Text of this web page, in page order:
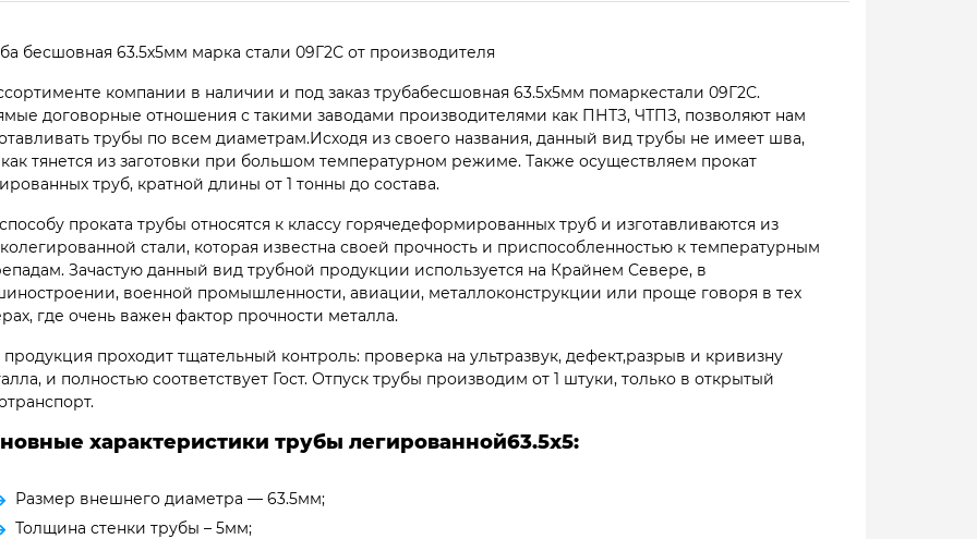
бесшовная 63.5х5мм марка стали 09Г2С от производителя
компании в наличии и под заказ трубабесшовная 63.5х5мм помаркестали 09Г2С.
договорные отношения с такими заводами производителями как ПНТЗ, ЧТПЗ, позволяют нам
трубы по всем диаметрам.Исходя из своего названия, данный вид трубы не имеет шва,
как тянется из заготовки при большом температурном режиме. Также осуществляем прокат
труб, кратной длины от 1 тонны до состава.
проката трубы относятся к классу горячедеформированных труб и изготавливаются из
стали, которая известна своей прочность и приспособленностью к температурным
Зачастую данный вид трубной продукции используется на Крайнем Севере, в
военной промышленности, авиации, металлоконструкции или проще говоря в тех
где очень важен фактор прочности металла.
продукция проходит тщательный контроль: проверка на ультразвук, дефект,разрыв и кривизну
и полностью соответствует Гост. Отпуск трубы производим от 1 штуки, только в открытый
характеристики трубы легированной63.5х5:
Размер внешнего диаметра — 63.5мм;
Толщина стенки трубы – 5мм;